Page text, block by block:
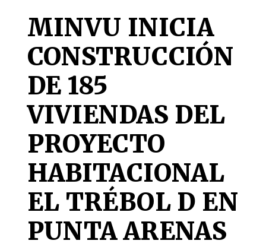
MINVU INICIA
CONSTRUCCIÓN
DE 185
VIVIENDAS DEL
PROYECTO
HABITACIONAL
EL TRÉBOL D EN
PUNTA ARENAS